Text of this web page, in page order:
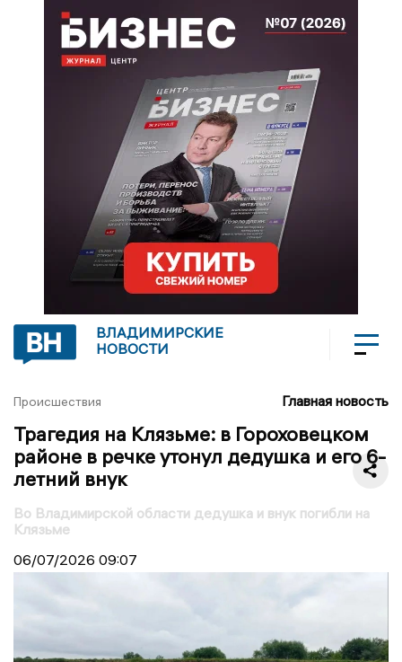
ВЛАДИМИРСКИЕ
НОВОСТИ
Происшествия Главная новость
Трагедия на Клязьме: в Гороховецком
районе в речке утонул дедушка и его 6-
летний внук
Во Владимирской области дедушка и внук погибли на
Клязьме
06/07/2026 09:07